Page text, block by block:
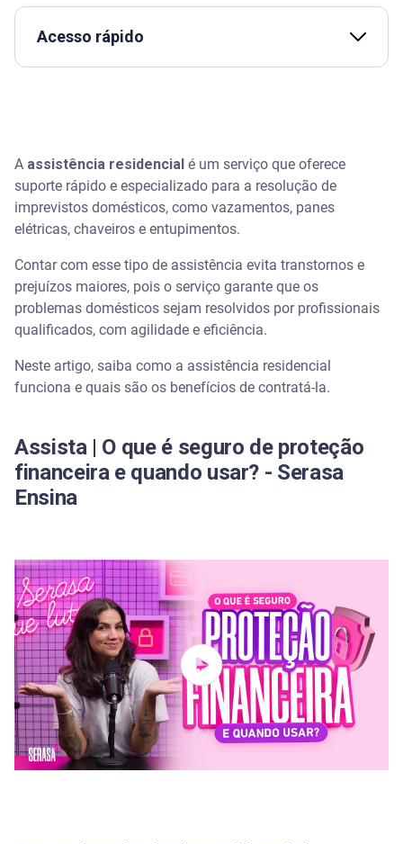
Acesso rápido
Quais são as coberturas oferecidas pela
assistência residencial
Prazo de atendimento
Diferenças entre seguro residencial e assistência
Contratação conjunta
Por que contratar a assistência residencial:
principais benefícios
Economia
Praticidade
Profissionais qualificados
Tranquilidade em situações de emergência
Quanto custa uma assistência residencial
Custo-benefício da assistência residencial
A assistência residencial é um serviço que oferece
suporte rápido e especializado para a resolução de
imprevistos domésticos, como vazamentos, panes
elétricas, chaveiros e entupimentos.
Contar com esse tipo de assistência evita transtornos e
prejuízos maiores, pois o serviço garante que os
problemas domésticos sejam resolvidos por profissionais
qualificados, com agilidade e eficiência.
Neste artigo, saiba como a assistência residencial
funciona e quais são os benefícios de contratá-la.
Assista | O que é seguro de proteção
financeira e quando usar? - Serasa
Ensina